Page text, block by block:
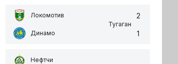
Локомотив
Динамо
Тугаган
2
1
Нефтчи